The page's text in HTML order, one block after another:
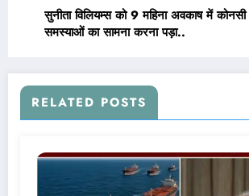
सुनीता विलियम्स को 9 महिना अवकाष में
समस्याओं का सामना करना पड़ा..
RELATED POSTS